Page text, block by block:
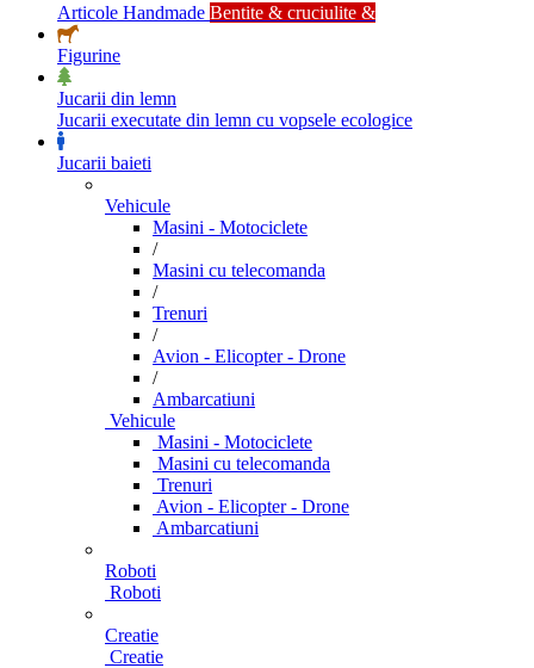
Articole Handmade Bentite & cruciulite &
Figurine
Jucarii din lemn
Jucarii executate din lemn cu vopsele ecologice
Jucarii baieti
Vehicule
Masini - Motociclete
/
Masini cu telecomanda
/
Trenuri
/
Avion - Elicopter - Drone
/
Ambarcatiuni
Vehicule
Masini - Motociclete
Masini cu telecomanda
Trenuri
Avion - Elicopter - Drone
Ambarcatiuni
Roboti
Roboti
Creatie
Creatie